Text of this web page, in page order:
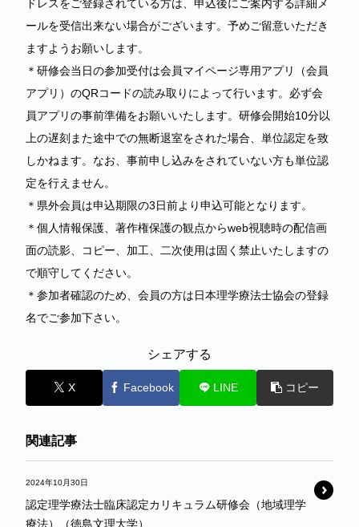
ドレスをご登録されている方は、申込後にご案内する詳細メ
ールを受信出来ない場合がございます。予めご留意いただき
ますようお願いします。
＊研修会当日の参加受付は会員マイページ専用アプリ（会員
アプリ）のQRコードの読み取りによって行います。必ず会
員アプリの事前準備をお願いいたします。研修会開始10分以
上の遅刻また途中での無断退室をされた場合、単位認定を致
しかねます。なお、事前申し込みをされていない方も単位認
定を行えません。
＊県外会員は申込期限の3日前より申込可能となります。
＊個人情報保護、著作権保護の観点からweb視聴時の配信画
面の読影、コピー、加工、二次使用は固く禁止いたしますの
で順守してください。
＊参加者確認のため、会員の方は日本理学療法士協会の登録
名でご参加下さい。
シェアする
X Facebook LINE コピー
関連記事
2024年10月30日
認定理学療法士臨床認定カリキュラム研修会（地域理学
療法）（徳島文理大学）